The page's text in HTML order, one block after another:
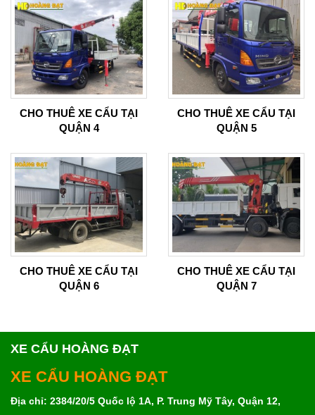
CHO THUÊ XE CẨU TẠI
QUẬN 4
CHO THUÊ XE CẨU TẠI
QUẬN 5
CHO THUÊ XE CẨU TẠI
QUẬN 6
CHO THUÊ XE CẨU TẠI
QUẬN 7
XE CẨU HOÀNG ĐẠT
XE CẨU HOÀNG ĐẠT
Địa chỉ: 2384/20/5 Quốc lộ 1A, P. Trung Mỹ Tây, Quận 12,